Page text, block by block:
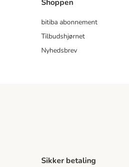
Shoppen
bitiba abonnement
Tilbudshjørnet
Nyhedsbrev
Sikker betaling